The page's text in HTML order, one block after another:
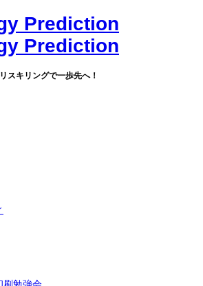
スキリングで一歩先へ！
刷勉強会
メタマテリアルの技術と応用
いて
の企業と研究機関